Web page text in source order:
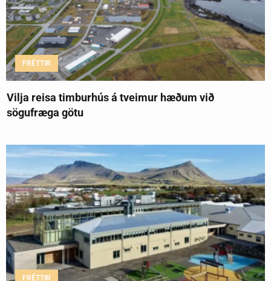
FRÉTTIR
Vilja reisa timburhús á tveimur hæðum við
sögufræga götu
FRÉTTIR